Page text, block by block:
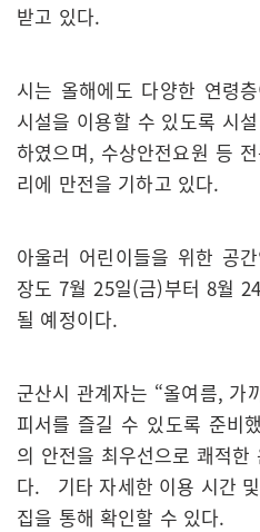
받고 있다.
시는 올해에도 다양한 연령
시설을 이용할 수 있도록 시
하였으며, 수상안전요원 등
리에 만전을 기하고 있다.
아울러 어린이들을 위한 공
장도 7월 25일(금)부터 8월
될 예정이다.
군산시 관계자는 “올여름, 가
피서를 즐길 수 있도록 준비
의 안전을 최우선으로 쾌적
다. 기타 자세한 이용 시간
집을 통해 확인할 수 있다.